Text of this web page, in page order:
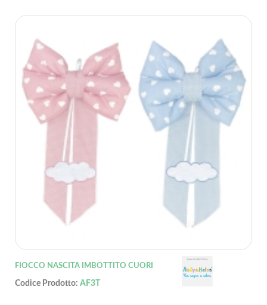
FIOCCO NASCITA IMBOTTITO CUORI
Codice Prodotto: AF3T